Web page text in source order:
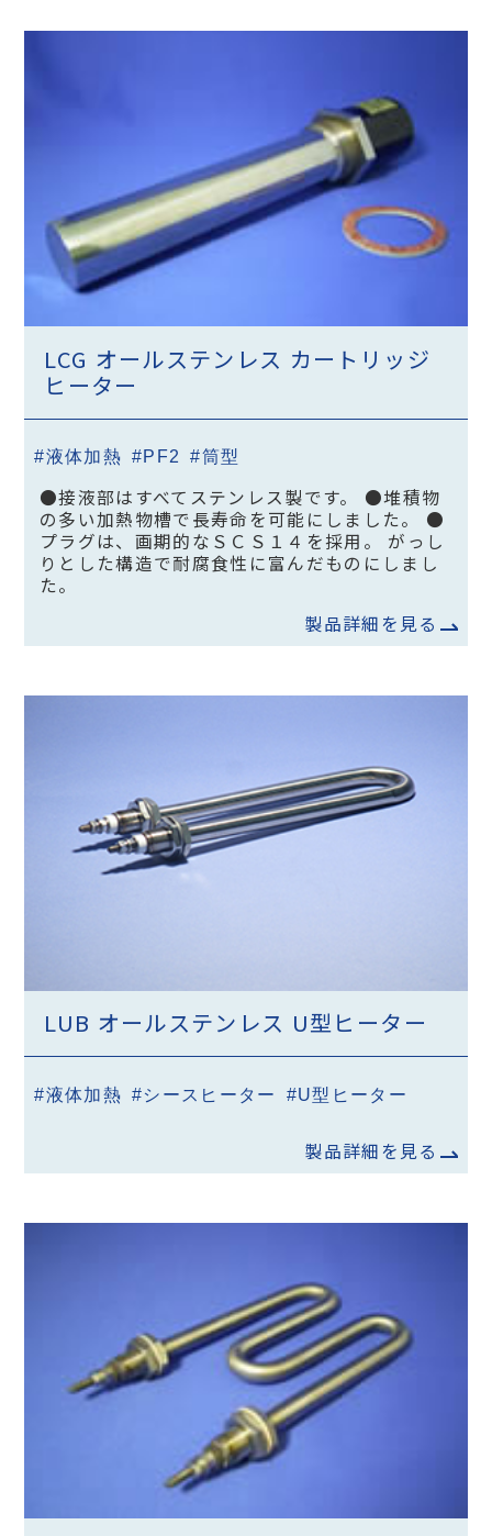
LCG オールステンレス カートリッジ
ヒーター
#液体加熱 #PF2 #筒型
●接液部はすべてステンレス製です。 ●堆積物
の多い加熱物槽で長寿命を可能にしました。 ●
プラグは、画期的なＳＣＳ１４を採用。 がっし
りとした構造で耐腐食性に富んだものにしまし
た。
製品詳細を見る
LUB オールステンレス U型ヒーター
#液体加熱 #シースヒーター #U型ヒーター
製品詳細を見る